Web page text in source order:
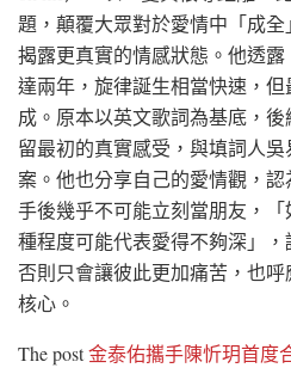
題，顛覆大眾對於愛情中「成全
揭露更真實的情感狀態。他透露
達兩年，旋律誕生相當快速，
成。原本以英文歌詞為基底，
留最初的真實感受，與填詞人
案。他也分享自己的愛情觀，
手後幾乎不可能立刻當朋友，
種程度可能代表愛得不夠深」，
否則只會讓彼此更加痛苦，也
核心。
The post金泰佑攜手陳忻玥首度